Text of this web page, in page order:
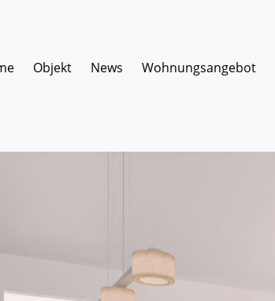
Objekt News Wohnungsangebot